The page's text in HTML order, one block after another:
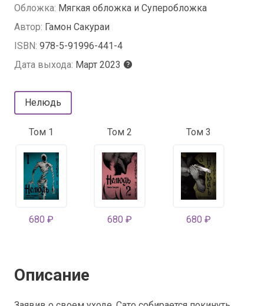
Обложка: Мягкая обложка и Суперобложка
Автор: Гамон Сакураи
ISBN: 978-5-91996-441-4
Дата выхода: Март 2023
Нелюдь
Том 1
680 ₽
Том 2
680 ₽
Том 3
680 ₽
Описание